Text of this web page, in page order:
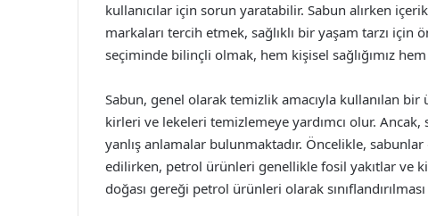
kullanıcılar için sorun yaratabilir. Sabun alırken
markaları tercih etmek, sağlıklı bir yaşam tarzı
seçiminde bilinçli olmak, hem kişisel sağlığımız
Sabun, genel olarak temizlik amacıyla kullanılan bir
kirleri ve lekeleri temizlemeye yardımcı olur.
yanlış anlamalar bulunmaktadır. Öncelikle,
edilirken, petrol ürünleri genellikle fosil yakıtlar ve
doğası gereği petrol ürünleri olarak sınıflandırılması